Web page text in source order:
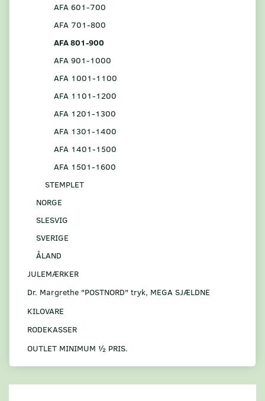
AFA 601-700
AFA 701-800
AFA 801-900
AFA 901-1000
AFA 1001-1100
AFA 1101-1200
AFA 1201-1300
AFA 1301-1400
AFA 1401-1500
AFA 1501-1600
STEMPLET
NORGE
SLESVIG
SVERIGE
ÅLAND
JULEMÆRKER
Dr. Margrethe "POSTNORD" tryk, MEGA SJÆLDNE
KILOVARE
RODEKASSER
OUTLET MINIMUM ½ PRIS.